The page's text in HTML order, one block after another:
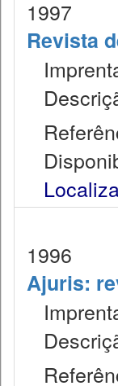
1997
Revista
1996
Ajuris: